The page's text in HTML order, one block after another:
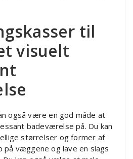
til
visuelt
også være en god måde at
badeværelse på. Du kan
størrelser og former af
på væggene og lave en slags